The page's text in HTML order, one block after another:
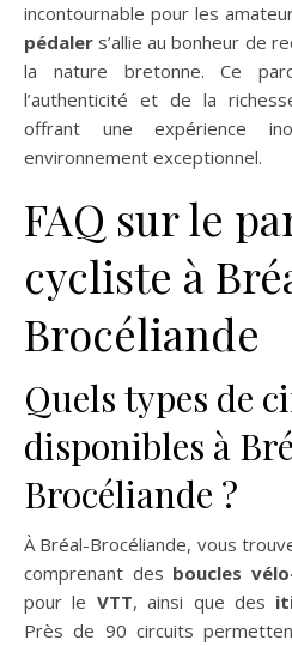
incontournable pour les
pédaler s’allie au bonheur de
la nature bretonne. Ce
l’authenticité et de la
offrant une expérience
environnement exceptionnel.
FAQ sur le
cycliste à
Brocéliande
Quels types de
disponibles à
Brocéliande ?
À Bréal-Brocéliande, vous
comprenant des boucles
pour le VTT, ainsi que des
Près de 90 circuits